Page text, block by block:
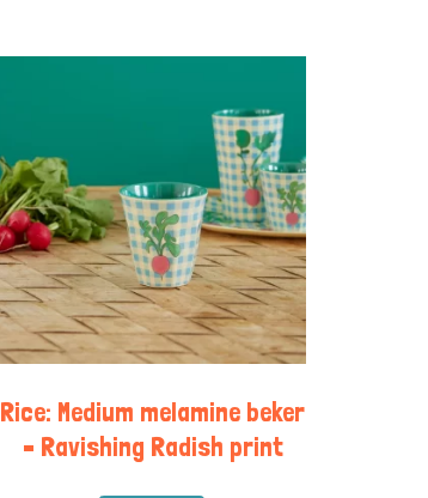
Rice: Medium melamine beker
– Ravishing Radish print